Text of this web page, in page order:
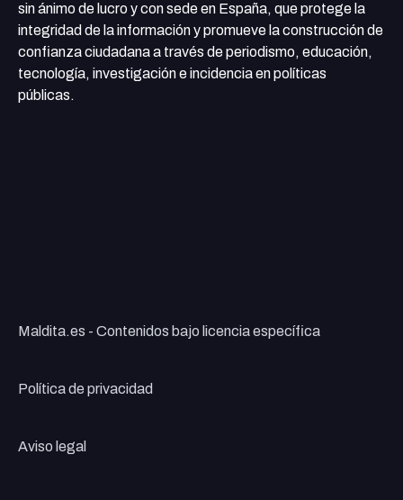
sin ánimo de lucro y con sede en España, que protege la
integridad de la información y promueve la construcción de
confianza ciudadana a través de periodismo, educación,
tecnología, investigación e incidencia en políticas
públicas.
Maldita.es - Contenidos bajo licencia específica
Política de privacidad
Aviso legal